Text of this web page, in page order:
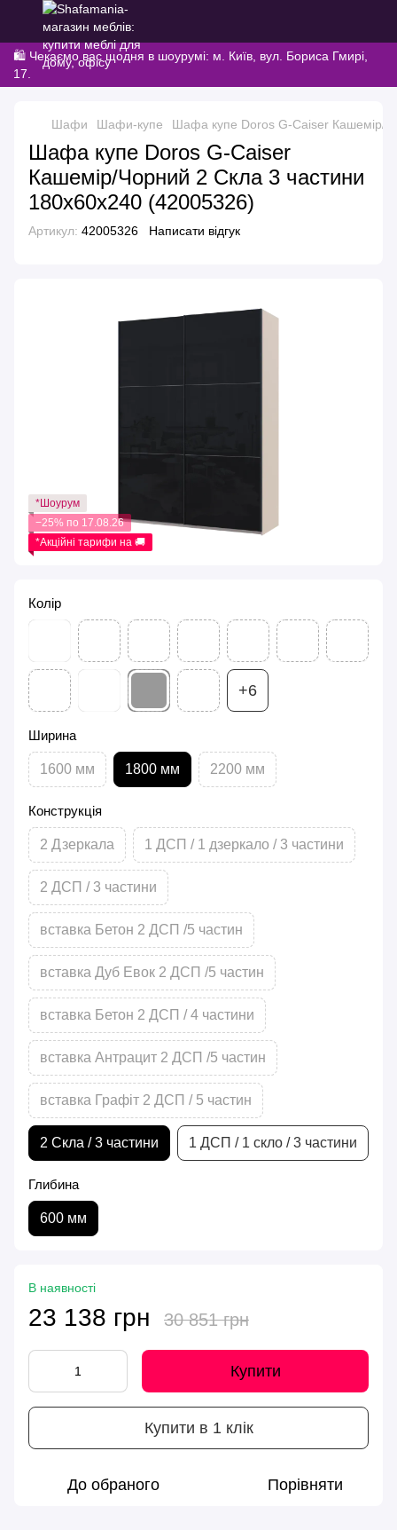
🛍️ Чекаємо вас щодня в шоурумі: м. Київ, вул. Бориса Гмирі,
17.
Шафи Шафи-купе Шафа купе Doros G-Caiser Кашемір/
Шафа купе Doros G-Caiser
Кашемір/Чорний 2 Скла 3 частини
180х60х240 (42005326)
Артикул: 42005326 Написати відгук
*Шоурум
−25% по 17.08.26
*Акційні тарифи на 🚚
Колір
+6
Ширина
1600 мм 1800 мм 2200 мм
Конструкція
2 Дзеркала 1 ДСП / 1 дзеркало / 3 частини
2 ДСП / 3 частини
вставка Бетон 2 ДСП /5 частин
вставка Дуб Евок 2 ДСП /5 частин
вставка Бетон 2 ДСП / 4 частини
вставка Антрацит 2 ДСП /5 частин
вставка Графіт 2 ДСП / 5 частин
2 Скла / 3 частини 1 ДСП / 1 скло / 3 частини
Глибина
600 мм
В наявності
23 138 грн 30 851 грн
Купити
Купити в 1 клік
До обраного Порівняти